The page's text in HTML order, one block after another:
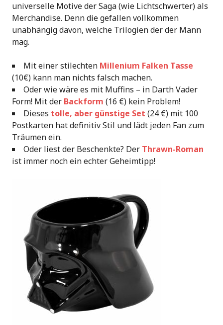
universelle Motive der Saga (wie Lichtschwerter) als
Merchandise. Denn die gefallen vollkommen
unabhängig davon, welche Trilogien der der Mann
mag.
Mit einer stilechten Millenium Falken Tasse
(10€) kann man nichts falsch machen.
Oder wie wäre es mit Muffins – in Darth Vader
Form! Mit der Backform (16 €) kein Problem!
Dieses tolle, aber günstige Set (24 €) mit 100
Postkarten hat definitiv Stil und lädt jeden Fan zum
Träumen ein.
Oder liest der Beschenkte? Der Thrawn-Roman
ist immer noch ein echter Geheimtipp!